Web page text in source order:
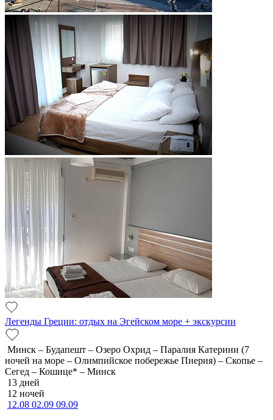
Легенды Греции: отдых на Эгейском море + экскурсии
Минск – Будапешт – Озеро Охрид – Паралия Катерини (7
ночей на море – Олимпийское побережье Пиерия) – Скопье –
Сегед – Кошице* – Минск
13 дней
12 ночей
12.08 02.09 09.09